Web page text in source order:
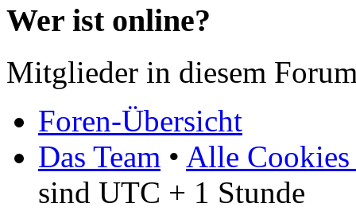
Wer ist online?
Mitglieder in diesem
Foren-Übersicht
Das Team • Alle Cookies
sind UTC + 1 Stunde